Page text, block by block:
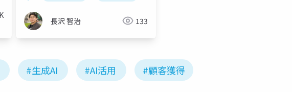
長沢 智治 133
#生成AI #AI活用 #顧客獲得